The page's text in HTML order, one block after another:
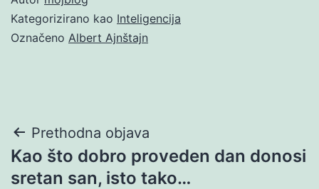
Kategorizirano kao Inteligencija
Označeno Albert Ajnštajn
Navigacija
objava
Prethodna objava
Kao što dobro proveden dan donosi
sretan san, isto tako…